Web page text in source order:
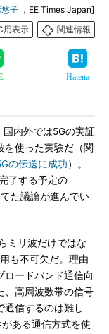
子 ，EE Times Japan]
用表示
関連情報
Hatena
内外では5Gの実証
を使った実験だ（関
の伝送に成功）。
了する予定の
た議論が進んでい
ミリ波だけではな
も不可欠だ。理由
ロードバンド通信向
、高周波数帯の信号
通信するのは難し
ある通信方式を使